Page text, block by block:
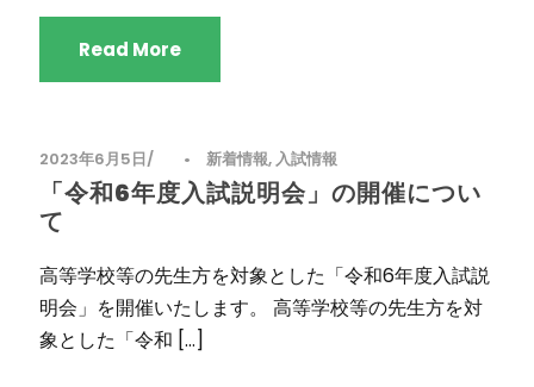
Read More
2023年6月5日 • 新着情報,入試情報
「令和6年度入試説明会」の開催につい
て
高等学校等の先生方を対象とした「令和6年度入試説
明会」を開催いたします。 高等学校等の先生方を対
象とした「令和 […]